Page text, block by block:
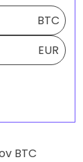
BTC
EUR
BTC